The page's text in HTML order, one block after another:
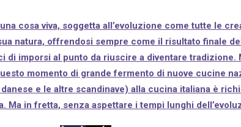
cosa viva, soggetta all’evoluzione come tutte le
natura, offrendosi sempre come il risultato finale
di imporsi al punto da riuscire a diventare tradizione.
momento di grande fermento di nuove cucine
e le altre scandinave) alla cucina italiana è
Ma in fretta, senza aspettare i tempi lunghi